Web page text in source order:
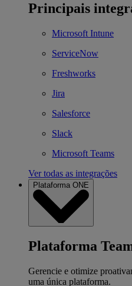
Principais
Microsoft Intune
ServiceNow
Freshworks
Jira
Salesforce
Slack
Microsoft Teams
Ver todas as integrações
Plataforma ONE
Plataforma
Gerencie e otimize
uma única plataforma.